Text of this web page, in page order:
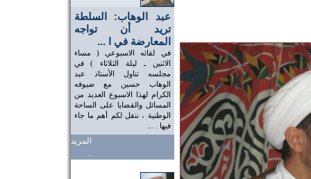
عبد الوهاب: السلطة
تريد أن تواجه
المعارضة في ا ...
في لقائه الاسبوعي ( مساء
الاثنين ـ ليلة الثلاثاء ) في
مجلسه تناول الأستاذ عبد
الوهاب حسين مع ضيوفه
الكرام لهذا الاسبوع العديد من
المسائل والقضايا على الساحة
الوطنية ، ننقل لكم أهم ما جاء
فيها . ...
المزيد
..